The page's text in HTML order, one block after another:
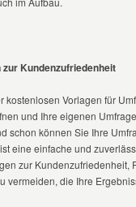
Kundenzufriedenheit
kostenlosen Vorlagen für
und Ihre eigenen
schon können Sie Ihre
eine einfache und
zur Kundenzufriedenheit,
vermeiden, die Ihre